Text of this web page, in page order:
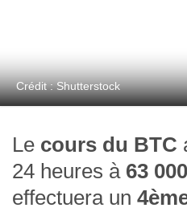
Crédit : Shutterstock
Le cours du BTC
24 heures à 63
effectuera un